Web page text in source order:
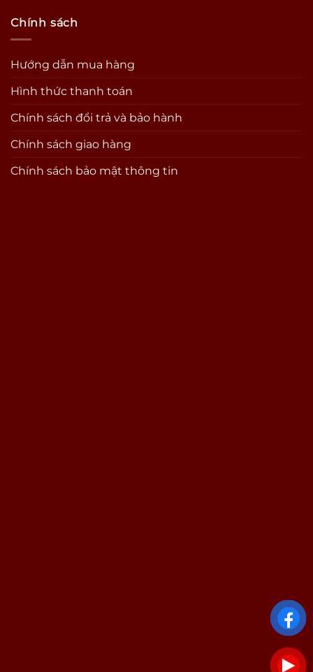
Chính sách
Hướng dẫn mua hàng
Hình thức thanh toán
Chính sách đổi trả và bảo hành
Chính sách giao hàng
Chính sách bảo mật thông tin